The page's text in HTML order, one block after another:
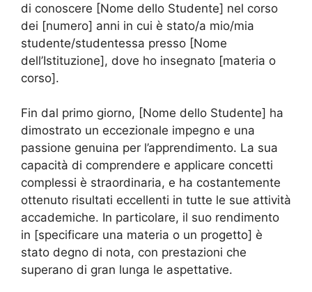
di conoscere [Nome dello Studente] nel corso
dei [numero] anni in cui è stato/a mio/mia
studente/studentessa presso [Nome
dell’Istituzione], dove ho insegnato [materia o
corso].
Fin dal primo giorno, [Nome dello Studente] ha
dimostrato un eccezionale impegno e una
passione genuina per l’apprendimento. La sua
capacità di comprendere e applicare concetti
complessi è straordinaria, e ha costantemente
ottenuto risultati eccellenti in tutte le sue attività
accademiche. In particolare, il suo rendimento
in [specificare una materia o un progetto] è
stato degno di nota, con prestazioni che
superano di gran lunga le aspettative.